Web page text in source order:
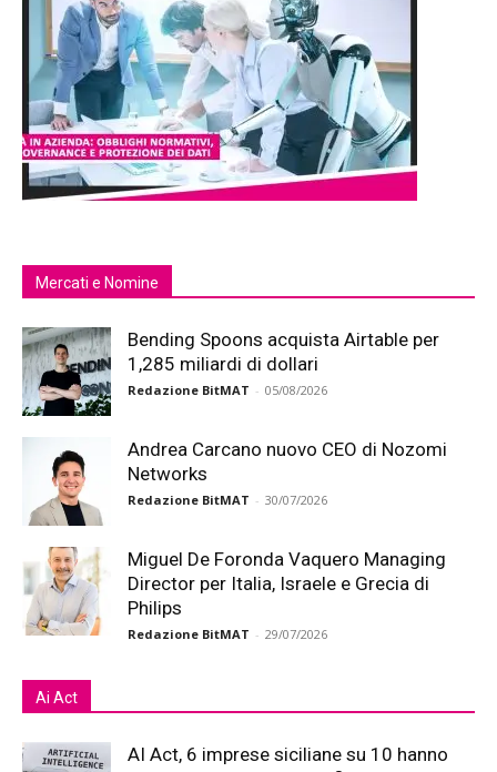
Mercati e Nomine
Bending Spoons acquista Airtable per
1,285 miliardi di dollari
Redazione BitMAT - 05/08/2026
Andrea Carcano nuovo CEO di Nozomi
Networks
Redazione BitMAT - 30/07/2026
Miguel De Foronda Vaquero Managing
Director per Italia, Israele e Grecia di
Philips
Redazione BitMAT - 29/07/2026
Ai Act
AI Act, 6 imprese siciliane su 10 hanno